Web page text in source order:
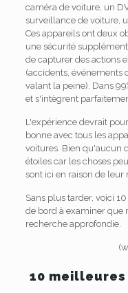
caméra de voiture, un
surveillance de voiture,
Ces appareils ont deux
une sécurité
de capturer des actions
(accidents, événements
valant la peine). Dans
et s'intègrent
L'expérience devrait
bonne avec tous les
voitures. Bien qu'aucun
étoiles car les choses
sont ici en raison de
Sans plus tarder, voici
de bord à examiner que
recherche approfondie.
10